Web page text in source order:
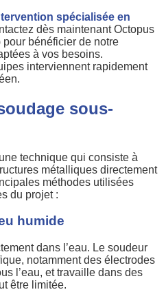
spécialisée en
dès maintenant Octopus
bénéficier de notre
à vos besoins.
interviennent rapidement
sous-
technique qui consiste à
métalliques directement
méthodes utilisées
du projet :
humide
dans l’eau. Le soudeur
notamment des électrodes
l’eau, et travaille dans des
être limitée.